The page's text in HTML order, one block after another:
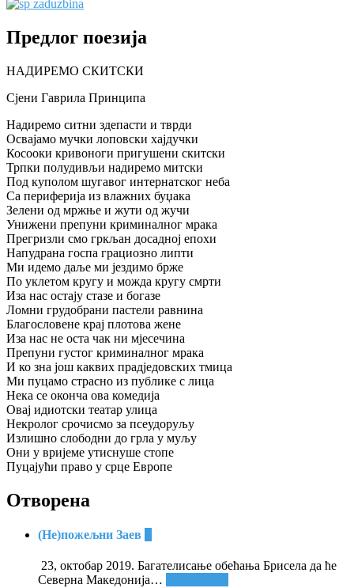
Предлог поезија
НАДИРЕМО СКИТСКИ
Сјени Гаврила Принципа
Надиремо ситни здепасти и тврди
Освајамо мучки лоповски хајдучки
Косооки кривоноги пригушени скитски
Трпки полудивљи надиремо митски
Под куполом шугавог интернатског неба
Са периферија из влажних буџака
Зелени од мржње и жути од жучи
Унижени препуни криминалног мрака
Прегризли смо гркљан досадној епохи
Напудрана госпа грациозно липти
Ми идемо даље ми јездимо брже
По уклетом кругу и можда кругу смрти
Иза нас остају стазе и богазе
Ломни грудобрани пастели равнина
Благословене крај плотова жене
Иза нас не оста чак ни мјесечина
Препуни густог криминалног мрака
И ко зна још каквих прадједовских тмица
Ми пуцамо страсно из публике с лица
Нека се оконча ова комедија
Овај идиотски театар улица
Некролог срочисмо за псеудоруљу
Излишно слободни до грла у муљу
Они у вријеме утиснуше стопе
Пуцајући право у срце Европе
Отворена
(Не)пожељни Заев
23, октобар 2019. Багателисање обећања Брисела да ће
Северна Македонија…